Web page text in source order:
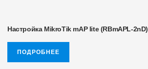
Настройка MikroTik mAP lite (RBmAPL-2nD)
ПОДРОБНЕЕ